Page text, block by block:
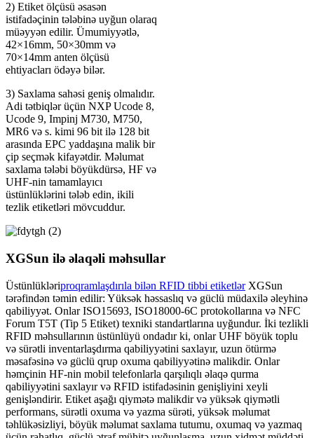
2) Etiket ölçüsü əsasən
istifadəçinin tələbinə uyğun olaraq
müəyyən edilir. Ümumiyyətlə,
42×16mm, 50×30mm və
70×14mm anten ölçüsü
ehtiyacları ödəyə bilər.
3) Saxlama sahəsi geniş olmalıdır.
Adi tətbiqlər üçün NXP Ucode 8,
Ucode 9, Impinj M730, M750,
MR6 və s. kimi 96 bit ilə 128 bit
arasında EPC yaddaşına malik bir
çip seçmək kifayətdir. Məlumat
saxlama tələbi böyükdürsə, HF və
UHF-nin tamamlayıcı
üstünlüklərini tələb edin, ikili
tezlik etiketləri mövcuddur.
XGSun ilə əlaqəli məhsullar
Üstünlükləriproqramlaşdırıla bilən RFID tibbi etiketlərXGSun
tərəfindən təmin edilir: Yüksək həssaslıq və güclü müdaxilə əleyhinə
qabiliyyət. Onlar ISO15693, ISO18000-6C protokollarına və NFC
Forum T5T (Tip 5 Etiket) texniki standartlarına uyğundur. İki tezlikli
RFID məhsullarının üstünlüyü ondadır ki, onlar UHF böyük toplu
və sürətli inventarlaşdırma qabiliyyətini saxlayır, uzun ötürmə
məsafəsinə və güclü qrup oxuma qabiliyyətinə malikdir. Onlar
həmçinin HF-nin mobil telefonlarla qarşılıqlı əlaqə qurma
qabiliyyətini saxlayır və RFID istifadəsinin genişliyini xeyli
genişləndirir. Etiket aşağı qiymətə malikdir və yüksək qiymətli
performans, sürətli oxuma və yazma sürəti, yüksək məlumat
təhlükəsizliyi, böyük məlumat saxlama tutumu, oxumaq və yazmaq